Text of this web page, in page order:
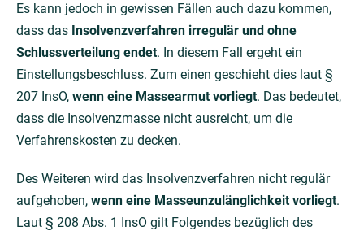
Es kann jedoch in gewissen Fällen auch dazu kommen,
dass das Insolvenzverfahren irregulär und ohne
Schlussverteilung endet. In diesem Fall ergeht ein
Einstellungsbeschluss. Zum einen geschieht dies laut §
207 InsO, wenn eine Massearmut vorliegt. Das bedeutet,
dass die Insolvenzmasse nicht ausreicht, um die
Verfahrenskosten zu decken.
Des Weiteren wird das Insolvenzverfahren nicht regulär
aufgehoben, wenn eine Masseunzulänglichkeit vorliegt.
Laut § 208 Abs. 1 InsO gilt Folgendes bezüglich des